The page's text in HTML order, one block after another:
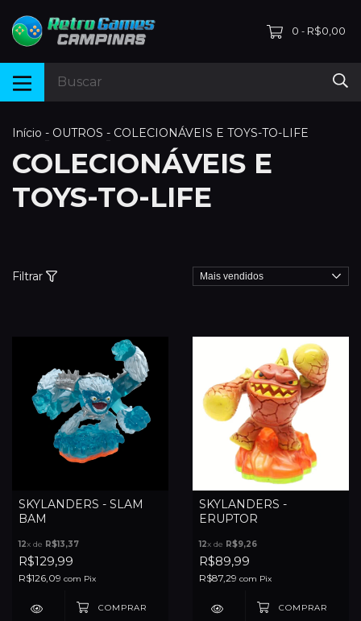
0 - R$0,00
Início - OUTROS - COLECIONÁVEIS E TOYS-TO-LIFE
COLECIONÁVEIS E
TOYS-TO-LIFE
Filtrar
SKYLANDERS - SLAM
BAM
12x de R$13,37
R$129,99
R$126,09 com Pix
SKYLANDERS -
ERUPTOR
12x de R$9,26
R$89,99
R$87,29 com Pix